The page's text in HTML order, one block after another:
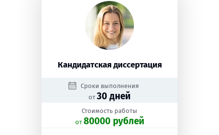
Кандидатская диссертация
Сроки выполнения
от 30 дней
Стоимость работы
oт 80000 рублей